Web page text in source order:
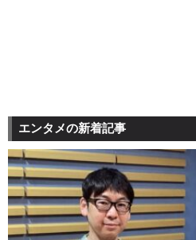
エンタメの新着記事